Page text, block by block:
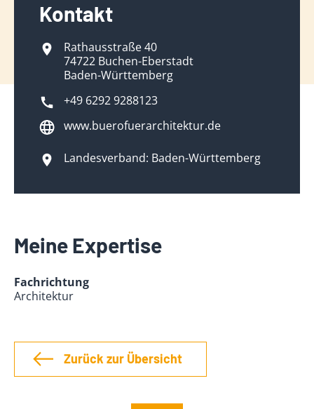
Kontakt
Rathausstraße 40
74722 Buchen-Eberstadt
Baden-Württemberg
+49 6292 9288123
www.buerofuerarchitektur.de
Landesverband: Baden-Württemberg
Meine Expertise
Fachrichtung
Architektur
Zurück zur Übersicht